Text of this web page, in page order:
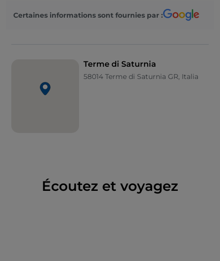
, moyennant un supplément,
où vous pourrez vous faire dorloter entre bains à
les piscines naturelles des Cascades du Moulin
Cette zone thermale, entièrement gratuite, se
compose d'une série de petites cascades qui, au
Moulin a une température de 37,5 degrés, parfaite
pour une visite même en hiver.
Certaines informations sont fournies par :
Terme di Saturnia
58014 Terme di Saturnia GR, Italia
Écoutez et voyagez